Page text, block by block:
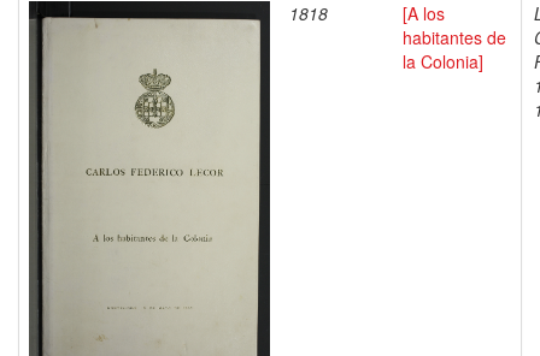
1818
[A los
habitantes de
la Colonia]